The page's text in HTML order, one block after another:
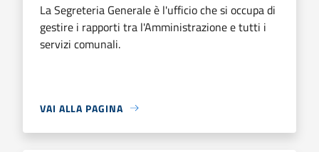
La Segreteria Generale è l'ufficio che si occupa di
gestire i rapporti tra l'Amministrazione e tutti i
servizi comunali.
VAI ALLA PAGINA